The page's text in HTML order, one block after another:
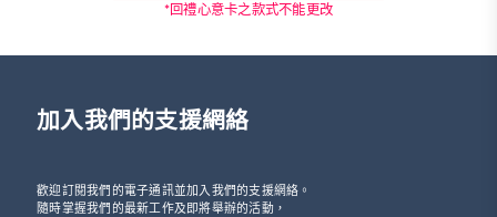
*回禮心意卡之款式不能更改
加入我們的支援網絡
歡迎訂閱我們的電子通訊並加入我們的支援網絡。
隨時掌握我們的最新工作及即將舉辦的活動，